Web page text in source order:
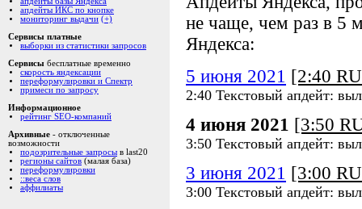
апдейты ИКС по кнопке
мониторинг выдачи (+)
Сервисы платные
выборки из статистики запросов
Сервисы бесплатные временно
скорость яндексации
переформулировки и Спектр
примеси по запросу
Информационное
рейтинг SEO-компаний
Архивные - отключенные
возможности
подозрительные запросы в last20
регионы сайтов (малая база)
переформулировки
::веса слов
аффилиаты
не чаще, чем раз в 5
Яндекса:
5 июня 2021 [2:40
2:40 Текстовый апдейт:
4 июня 2021 [3:50
3:50 Текстовый апдейт:
3 июня 2021 [3:00
3:00 Текстовый апдейт: